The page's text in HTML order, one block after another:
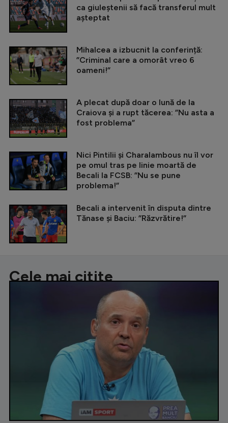
ca giuleștenii să facă transferul mult
așteptat
Mihalcea a izbucnit la conferință:
”Criminal care a omorât vreo 6
oameni!”
A plecat după doar o lună de la
Craiova și a rupt tăcerea: ”Nu asta a
fost problema”
Nici Pintilii și Charalambous nu îl vor
pe omul tras pe linie moartă de
Becali la FCSB: ”Nu se pune
problema!”
Becali a intervenit în disputa dintre
Tănase și Baciu: ”Răzvrătire!”
Cele mai citite